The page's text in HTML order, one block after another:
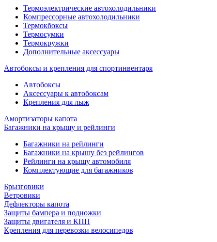
Термоэлектрические автохолодильники
Компрессорные автохолодильники
Термокбоксы
Термосумки
Термокружки
Дополнительные аксессуары
Автобоксы и крепления для спортинвентаря
Автобоксы
Аксессуары к автобоксам
Крепления для лыж
Амортизаторы капота
Багажники на крышу и рейлинги
Багажники на рейлинги
Багажники на крышу без рейлингов
Рейлинги на крышу автомобиля
Комплектующие для багажников
Брызговики
Ветровики
Дефлекторы капота
Защиты бампера и подножки
Защиты двигателя и КПП
Крепления для перевозки велосипедов